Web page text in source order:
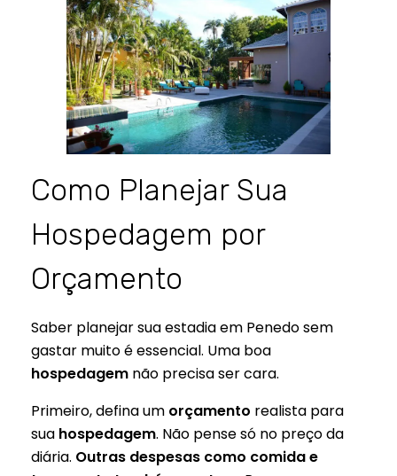
Como Planejar Sua
Hospedagem por
Orçamento
Saber planejar sua estadia em Penedo sem
gastar muito é essencial. Uma boa
hospedagem não precisa ser cara.
Primeiro, defina um orçamento realista para
sua hospedagem. Não pense só no preço da
diária. Outras despesas como comida e